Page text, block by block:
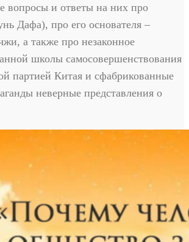
вопросы и ответы на них про
Дафа), про его основателя –
а также про незаконное
школы самосовершенствования
партией Китая и сфабрикованные
неверные представления о